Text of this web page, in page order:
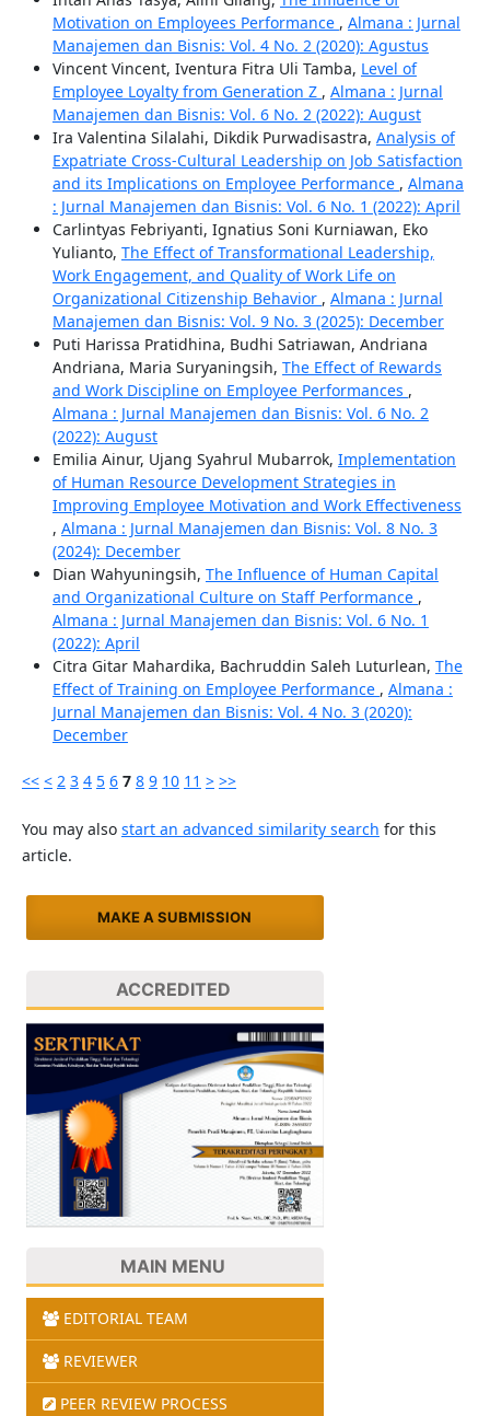
Motivation on Employees Performance , Almana : Jurnal
Manajemen dan Bisnis: Vol. 4 No. 2 (2020): Agustus
Vincent Vincent, Iventura Fitra Uli Tamba, Level of
Employee Loyalty from Generation Z , Almana : Jurnal
Manajemen dan Bisnis: Vol. 6 No. 2 (2022): August
Ira Valentina Silalahi, Dikdik Purwadisastra, Analysis of
Expatriate Cross-Cultural Leadership on Job Satisfaction
and its Implications on Employee Performance , Almana
: Jurnal Manajemen dan Bisnis: Vol. 6 No. 1 (2022): April
Carlintyas Febriyanti, Ignatius Soni Kurniawan, Eko
Yulianto, The Effect of Transformational Leadership,
Work Engagement, and Quality of Work Life on
Organizational Citizenship Behavior , Almana : Jurnal
Manajemen dan Bisnis: Vol. 9 No. 3 (2025): December
Puti Harissa Pratidhina, Budhi Satriawan, Andriana
Andriana, Maria Suryaningsih, The Effect of Rewards
and Work Discipline on Employee Performances ,
Almana : Jurnal Manajemen dan Bisnis: Vol. 6 No. 2
(2022): August
Emilia Ainur, Ujang Syahrul Mubarrok, Implementation
of Human Resource Development Strategies in
Improving Employee Motivation and Work Effectiveness
, Almana : Jurnal Manajemen dan Bisnis: Vol. 8 No. 3
(2024): December
Dian Wahyuningsih, The Influence of Human Capital
and Organizational Culture on Staff Performance ,
Almana : Jurnal Manajemen dan Bisnis: Vol. 6 No. 1
(2022): April
Citra Gitar Mahardika, Bachruddin Saleh Luturlean, The
Effect of Training on Employee Performance , Almana :
Jurnal Manajemen dan Bisnis: Vol. 4 No. 3 (2020):
December
<< < 2 3 4 5 6 7 8 9 10 11 > >>
You may also start an advanced similarity search for this
article.
MAKE A SUBMISSION
ACCREDITED
MAIN MENU
EDITORIAL TEAM
REVIEWER
PEER REVIEW PROCESS